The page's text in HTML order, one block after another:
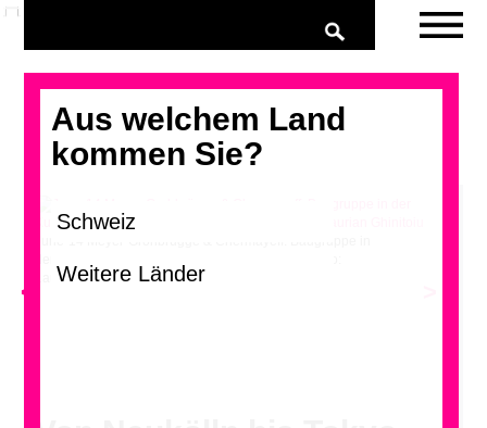
Aus welchem Land
kommen Sie?
Laurian Ghinitoiu
<